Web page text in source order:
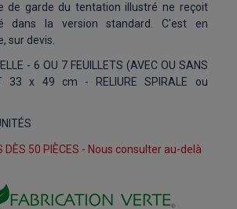
de garde du tentation illustré ne reçoit
dans la version standard. C'est en
sur devis.
- 6 OU 7 FEUILLETS (AVEC OU SANS
33 x 49 cm - RELIURE SPIRALE ou
DÈS 50 PIÈCES - Nous consulter au-delà